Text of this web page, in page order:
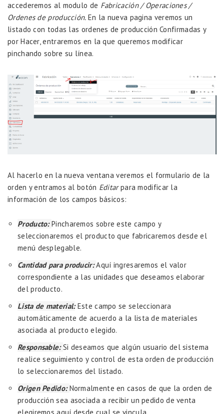
accederemos al modulo de Fabricación / Operaciones /
Ordenes de producción. En la nueva pagina veremos un
listado con todas las ordenes de producción Confirmadas y
por Hacer, entraremos en la que queremos modificar
pinchando sobre su línea.
Al hacerlo en la nueva ventana veremos el formulario de la
orden y entramos al botón Editarpara modificar la
información de los campos básicos:
Producto:Pincharemos sobre este campo y
seleccionaremos el producto que fabricaremos desde el
menú desplegable.
Cantidad para producir:Aquí ingresaremos el valor
correspondiente a las unidades que deseamos elaborar
del producto.
Lista de material:Este campo se seleccionara
automáticamente de acuerdo a la lista de materiales
asociada al producto elegido.
Responsable:Si deseamos que algún usuario del sistema
realice seguimiento y control de esta orden de producción
lo seleccionaremos del listado.
Origen Pedido:Normalmente en casos de que la orden de
producción sea asociada a recibir un pedido de venta